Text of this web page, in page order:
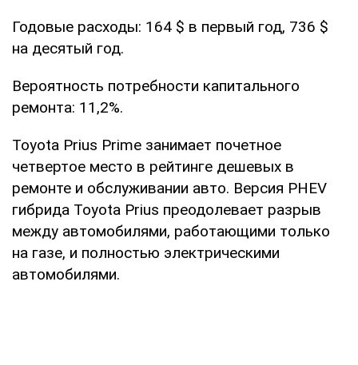
Годовые расходы: 164 $ в первый год, 736 $
на десятый год.
Вероятность потребности капитального
ремонта: 11,2%.
Toyota Prius Prime занимает почетное
четвертое место в рейтинге дешевых в
ремонте и обслуживании авто. Версия PHEV
гибрида Toyota Prius преодолевает разрыв
между автомобилями, работающими только
на газе, и полностью электрическими
автомобилями.